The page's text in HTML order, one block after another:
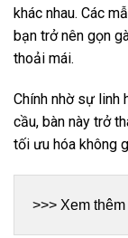
khác nhau. Các
bạn trở nên gọn
thoải mái.
Chính nhờ sự linh
cầu, bàn này trở
tối ưu hóa không
>>> Xem